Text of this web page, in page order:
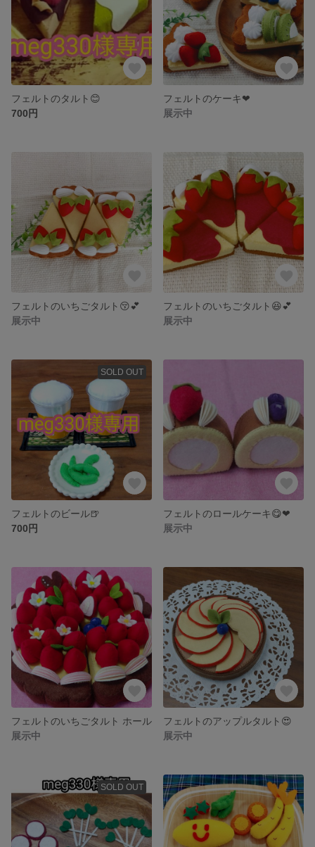
フェルトのタルト😊
700円
フェルトのケーキ❤
展示中
フェルトのいちごタルト😚💕
展示中
フェルトのいちごタルト😆💕
展示中
SOLD OUT
フェルトのビール🍺
700円
フェルトのロールケーキ😋❤
展示中
フェルトのいちごタルト ホール
展示中
フェルトのアップルタルト😍
展示中
SOLD OUT